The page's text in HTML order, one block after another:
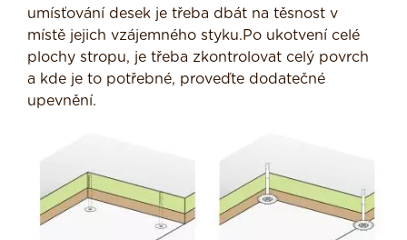
umísťování desek je třeba dbát na těsnost v
místě jejich vzájemného styku.Po ukotvení celé
plochy stropu, je třeba zkontrolovat celý povrch
a kde je to potřebné, proveďte dodatečné
upevnění.